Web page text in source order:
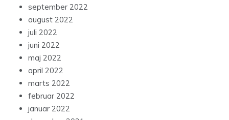
september 2022
august 2022
juli 2022
juni 2022
maj 2022
april 2022
marts 2022
februar 2022
januar 2022